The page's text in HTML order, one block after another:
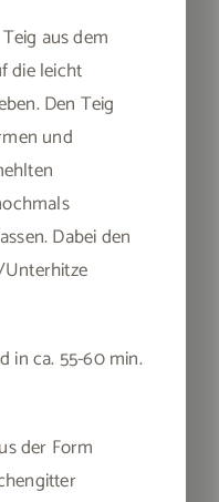
aus dem
die leicht
Den Teig
und
Dabei den
Unterhitze
in ca. 55-60 min.
der Form